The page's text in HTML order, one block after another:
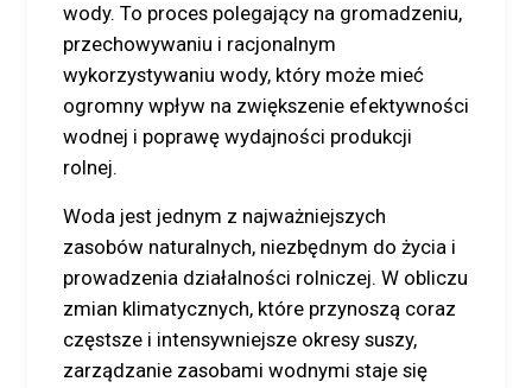
wody. To proces polegający na gromadzeniu,
przechowywaniu i racjonalnym
wykorzystywaniu wody, który może mieć
ogromny wpływ na zwiększenie efektywności
wodnej i poprawę wydajności produkcji
rolnej.
Woda jest jednym z najważniejszych
zasobów naturalnych, niezbędnym do życia i
prowadzenia działalności rolniczej. W obliczu
zmian klimatycznych, które przynoszą coraz
częstsze i intensywniejsze okresy suszy,
zarządzanie zasobami wodnymi staje się